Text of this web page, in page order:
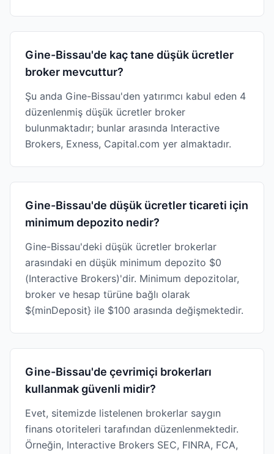
Gine-Bissau'de kaç tane düşük ücretler
broker mevcuttur?
Şu anda Gine-Bissau'den yatırımcı kabul eden 4
düzenlenmiş düşük ücretler broker
bulunmaktadır; bunlar arasında Interactive
Brokers, Exness, Capital.com yer almaktadır.
Gine-Bissau'de düşük ücretler ticareti için
minimum depozito nedir?
Gine-Bissau'deki düşük ücretler brokerlar
arasındaki en düşük minimum depozito $0
(Interactive Brokers)'dir. Minimum depozitolar,
broker ve hesap türüne bağlı olarak
${minDeposit} ile $100 arasında değişmektedir.
Gine-Bissau'de çevrimiçi brokerları
kullanmak güvenli midir?
Evet, sitemizde listelenen brokerlar saygın
finans otoriteleri tarafından düzenlenmektedir.
Örneğin, Interactive Brokers SEC, FINRA, FCA,